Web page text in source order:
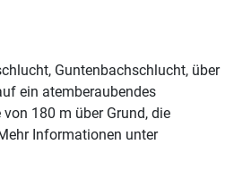
Guntenbachschlucht, über
ein atemberaubendes
180 m über Grund, die
Informationen unter